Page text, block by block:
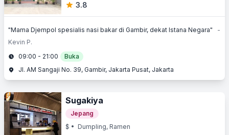
3.8
"Mama Djempol spesialis nasi bakar di Gambir, dekat Istana Negara"
-
Kevin P.
09:00 - 21:00
Buka
Jl. AM Sangaji No. 39, Gambir, Jakarta Pusat, Jakarta
Sugakiya
Jepang
$ • Dumpling, Ramen